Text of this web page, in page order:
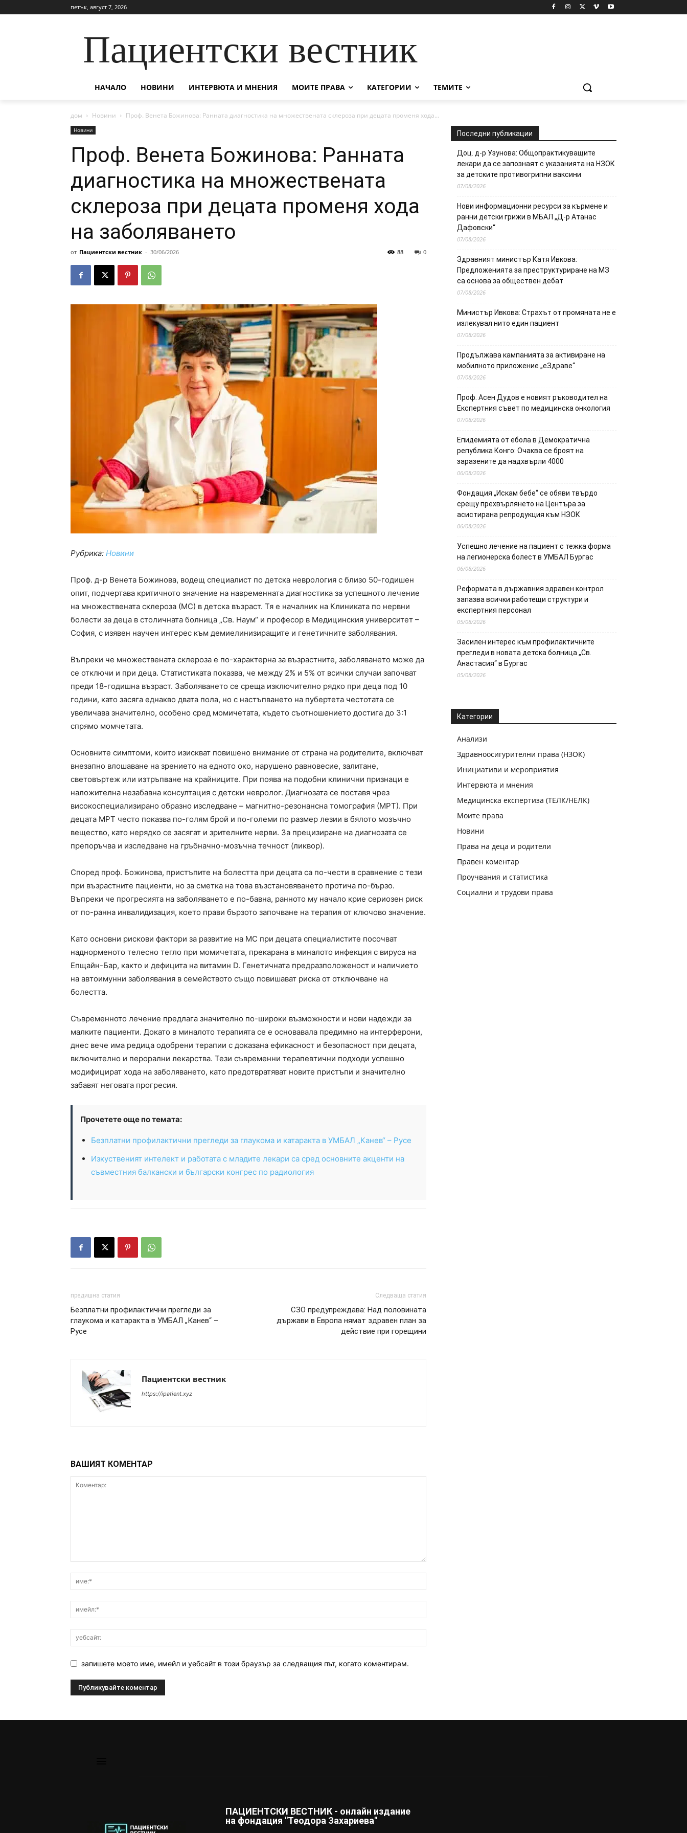
петък, август 7, 2026
Пациентски вестник
НАЧАЛО НОВИНИ ИНТЕРВЮТА И МНЕНИЯ МОИТЕ ПРАВА КАТЕГОРИИ ТЕМИТЕ
дом Новини Проф. Венета Божинова: Ранната диагностика на множествената склероза при децата променя хода...
Новини
Проф. Венета Божинова: Ранната
диагностика на множествената
склероза при децата променя хода
на заболяването
от Пациентски вестник - 30/06/2026 0
88
Рубрика: Новини
Проф. д-р Венета Божинова, водещ специалист по детска неврология с близо 50-годишен
опит, подчертава критичното значение на навременната диагностика за успешното лечение
на множествената склероза (МС) в детска възраст. Тя е началник на Клиниката по нервни
болести за деца в столичната болница „Св. Наум“ и професор в Медицинския университет –
София, с изявен научен интерес към демиелинизиращите и генетичните заболявания.
Въпреки че множествената склероза е по-характерна за възрастните, заболяването може да
се отключи и при деца. Статистиката показва, че между 2% и 5% от всички случаи започват
преди 18-годишна възраст. Заболяването се среща изключително рядко при деца под 10
години, като засяга еднакво двата пола, но с настъпването на пубертета честотата се
увеличава значително, особено сред момичетата, където съотношението достига до 3:1
спрямо момчетата.
Основните симптоми, които изискват повишено внимание от страна на родителите, включват
внезапно влошаване на зрението на едното око, нарушено равновесие, залитане,
световъртеж или изтръпване на крайниците. При поява на подобни клинични признаци е
наложителна незабавна консултация с детски невролог. Диагнозата се поставя чрез
високоспециализирано образно изследване – магнитно-резонансна томография (МРТ). При
децата МРТ често показва по-голям брой и по-големи по размер лезии в бялото мозъчно
вещество, като нерядко се засягат и зрителните нерви. За прецизиране на диагнозата се
препоръчва и изследване на гръбначно-мозъчна течност (ликвор).
Според проф. Божинова, пристъпите на болестта при децата са по-чести в сравнение с тези
при възрастните пациенти, но за сметка на това възстановяването протича по-бързо.
Въпреки че прогресията на заболяването е по-бавна, ранното му начало крие сериозен риск
от по-ранна инвалидизация, което прави бързото започване на терапия от ключово значение.
Като основни рискови фактори за развитие на МС при децата специалистите посочват
наднорменото телесно тегло при момичетата, прекарана в миналото инфекция с вируса на
Епщайн-Бар, както и дефицита на витамин D. Генетичната предразположеност и наличието
на автоимунни заболявания в семейството също повишават риска от отключване на
болестта.
Съвременното лечение предлага значително по-широки възможности и нови надежди за
малките пациенти. Докато в миналото терапията се е основавала предимно на интерферони,
днес вече има редица одобрени терапии с доказана ефикасност и безопасност при децата,
включително и перорални лекарства. Тези съвременни терапевтични подходи успешно
модифицират хода на заболяването, като предотвратяват новите пристъпи и значително
забавят неговата прогресия.
Прочетете още по темата:
Безплатни профилактични прегледи за глаукома и катаракта в УМБАЛ „Канев“ – Русе
Изкуственият интелект и работата с младите лекари са сред основните акценти на
съвместния балкански и български конгрес по радиология
предишна статия
Безплатни профилактични прегледи за
глаукома и катаракта в УМБАЛ „Канев“ –
Русе
Следваща статия
СЗО предупреждава: Над половината
държави в Европа нямат здравен план за
действие при горещини
Пациентски вестник
https://ipatient.xyz
ВАШИЯТ КОМЕНТАР
запишете моето име, имейл и уебсайт в този браузър за следващия път, когато коментирам.
Последни публикации
Доц. д-р Узунова: Общопрактикуващите
лекари да се запознаят с указанията на НЗОК
за детските противогрипни ваксини
07/08/2026
Нови информационни ресурси за кърмене и
ранни детски грижи в МБАЛ „Д-р Атанас
Дафовски“
07/08/2026
Здравният министър Катя Ивкова:
Предложенията за преструктуриране на МЗ
са основа за обществен дебат
07/08/2026
Министър Ивкова: Страхът от промяната не е
излекувал нито един пациент
07/08/2026
Продължава кампанията за активиране на
мобилното приложение „еЗдраве“
07/08/2026
Проф. Асен Дудов е новият ръководител на
Експертния съвет по медицинска онкология
07/08/2026
Епидемията от ебола в Демократична
република Конго: Очаква се броят на
заразените да надхвърли 4000
06/08/2026
Фондация „Искам бебе“ се обяви твърдо
срещу прехвърлянето на Центъра за
асистирана репродукция към НЗОК
06/08/2026
Успешно лечение на пациент с тежка форма
на легионерска болест в УМБАЛ Бургас
06/08/2026
Реформата в държавния здравен контрол
запазва всички работещи структури и
експертния персонал
05/08/2026
Засилен интерес към профилактичните
прегледи в новата детска болница „Св.
Анастасия“ в Бургас
05/08/2026
Категории
Анализи
Здравноосигурителни права (НЗОК)
Инициативи и мероприятия
Интервюта и мнения
Медицинска експертиза (ТЕЛК/НЕЛК)
Моите права
Новини
Права на деца и родители
Правен коментар
Проучвания и статистика
Социални и трудови права
ПАЦИЕНТСКИ ВЕСТНИК - онлайн издание
на фондация "Теодора Захариева"